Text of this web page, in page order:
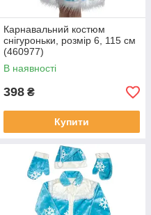
Карнавальний костюм
снігуроньки, розмір 6, 115 см
(460977)
В наявності
398 ₴
Купити